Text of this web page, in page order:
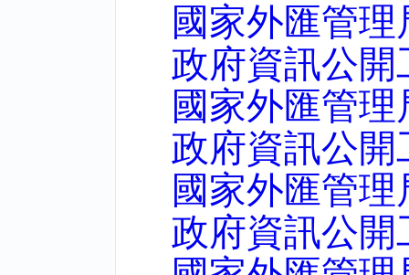
國家外匯管
政府資訊公開
國家外匯管
政府資訊公開
國家外匯管
政府資訊公開